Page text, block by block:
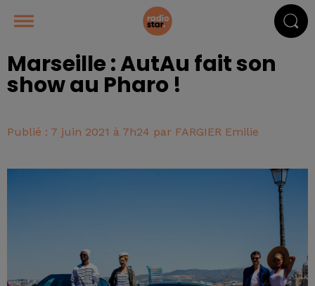
Marseille : AutAu fait son
show au Pharo !
Publié : 7 juin 2021 à 7h24 par FARGIER Emilie